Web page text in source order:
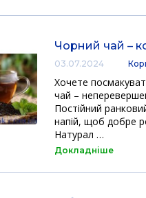
Чорний чай –
03.07.2024
Хочете
чай –
Постійний
напій, щоб добре
Натурал …
Докладніше